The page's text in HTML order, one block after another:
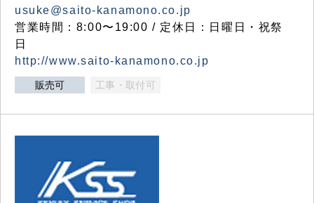
usuke@saito-kanamono.co.jp
営業時間：8:00〜19:00 / 定休日：日曜日・祝祭
日
http://www.saito-kanamono.co.jp
販売可 工事・取付可